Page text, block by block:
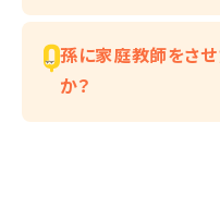
孫に家庭教師をさ
か？